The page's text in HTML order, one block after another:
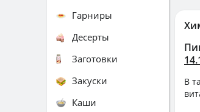
В
Гарниры
Десерты
Заготовки
Закуски
Каши